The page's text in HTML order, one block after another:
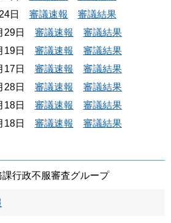
日 審議速報
審議結果
29日 審議速報
審議結果
19日 審議速報
審議結果
17日 審議速報
審議結果
28日 審議速報
審議結果
18日 審議速報
審議結果
18日 審議速報 審議結果
課行政不服審査グループ